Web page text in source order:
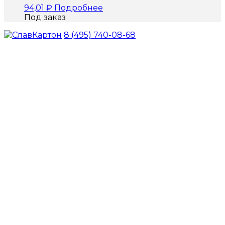
94,01 ₽ Подробнее
Под заказ
8 (495) 740-08-68